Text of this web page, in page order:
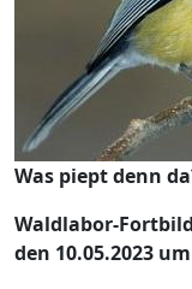
Was piept denn
Waldlabor-
den 10.05.2023